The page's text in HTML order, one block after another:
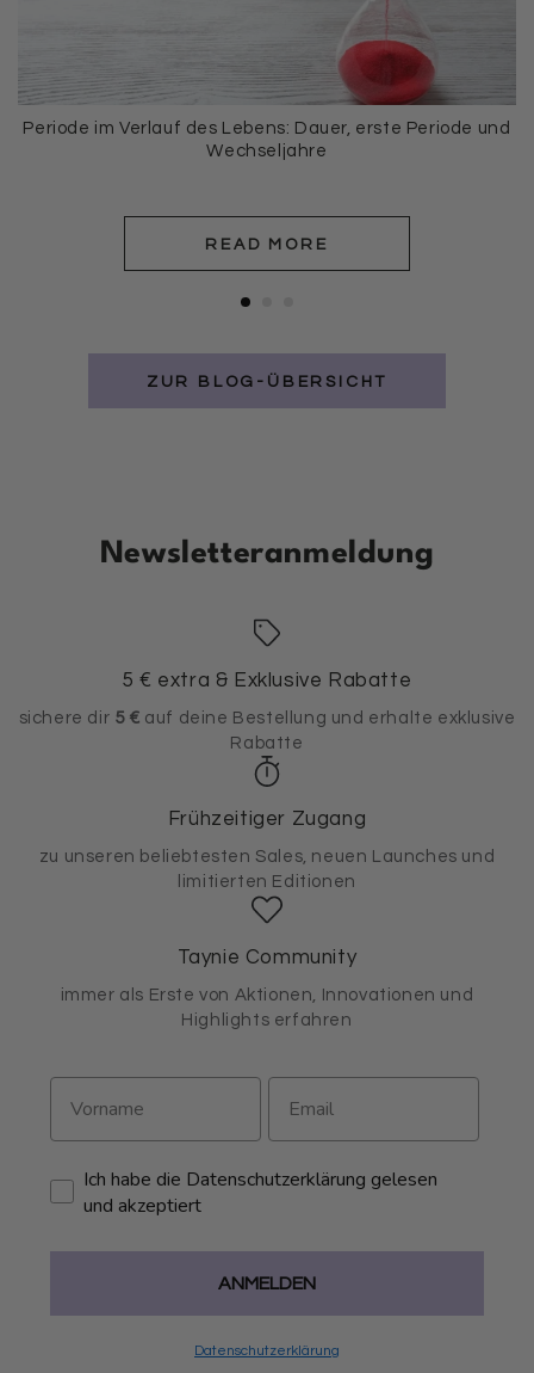
Periode im Verlauf des Lebens: Dauer, erste Periode und
Wechseljahre
READ MORE
ZUR BLOG-ÜBERSICHT
Newsletteranmeldung
5 € extra & Exklusive Rabatte
sichere dir 5 € auf deine Bestellung und erhalte exklusive
Rabatte
Frühzeitiger Zugang
zu unseren beliebtesten Sales, neuen Launches und
limitierten Editionen
Taynie Community
immer als Erste von Aktionen, Innovationen und
Highlights erfahren
Ich habe die Datenschutzerklärung gelesen
und akzeptiert
ANMELDEN
Datenschutzerklärung